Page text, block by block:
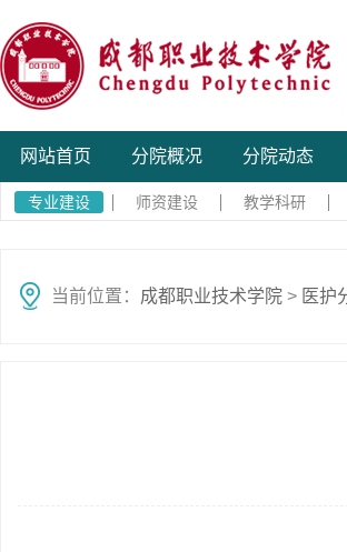
网站首页 分院概况 分院动态
专业建设 师资建设 教学科研
当前位置： 成都职业技术学院 > 医护